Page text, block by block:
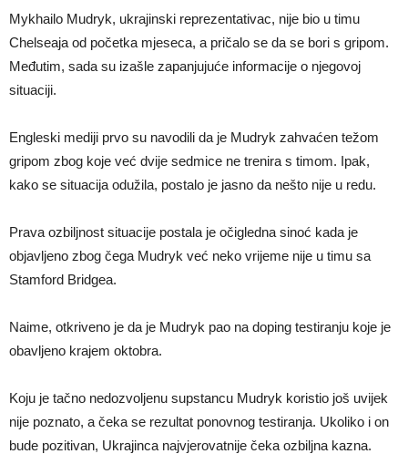
prihvatio najluđi izazov karijere – sam protiv šestorice (Video)
VIDEO Viralni snimak iz Urugvaja: Ispucana lopta izazvala
saobraćajnu nesreću
U Madridu iznenađeni nevjerovatnom ponudom za Ardu Gulera!
Mykhailo Mudryk, ukrajinski reprezentativac, nije bio u timu
Chelseaja od početka mjeseca, a pričalo se da se bori s gripom.
Međutim, sada su izašle zapanjujuće informacije o njegovoj
situaciji.
Engleski mediji prvo su navodili da je Mudryk zahvaćen težom
gripom zbog koje već dvije sedmice ne trenira s timom. Ipak,
kako se situacija odužila, postalo je jasno da nešto nije u redu.
Prava ozbiljnost situacije postala je očigledna sinoć kada je
objavljeno zbog čega Mudryk već neko vrijeme nije u timu sa
Stamford Bridgea.
Naime, otkriveno je da je Mudryk pao na doping testiranju koje je
obavljeno krajem oktobra.
Koju je tačno nedozvoljenu supstancu Mudryk koristio još uvijek
nije poznato, a čeka se rezultat ponovnog testiranja. Ukoliko i on
bude pozitivan, Ukrajinca najvjerovatnije čeka ozbiljna kazna.